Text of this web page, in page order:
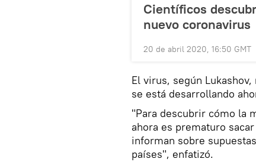
Científicos
nuevo coronavirus
20 de abril 2020, 16:50 GMT
El virus, según
se está desarrollando
"Para descubrir cómo la
ahora es prematuro
informan sobre
países", enfatizó.